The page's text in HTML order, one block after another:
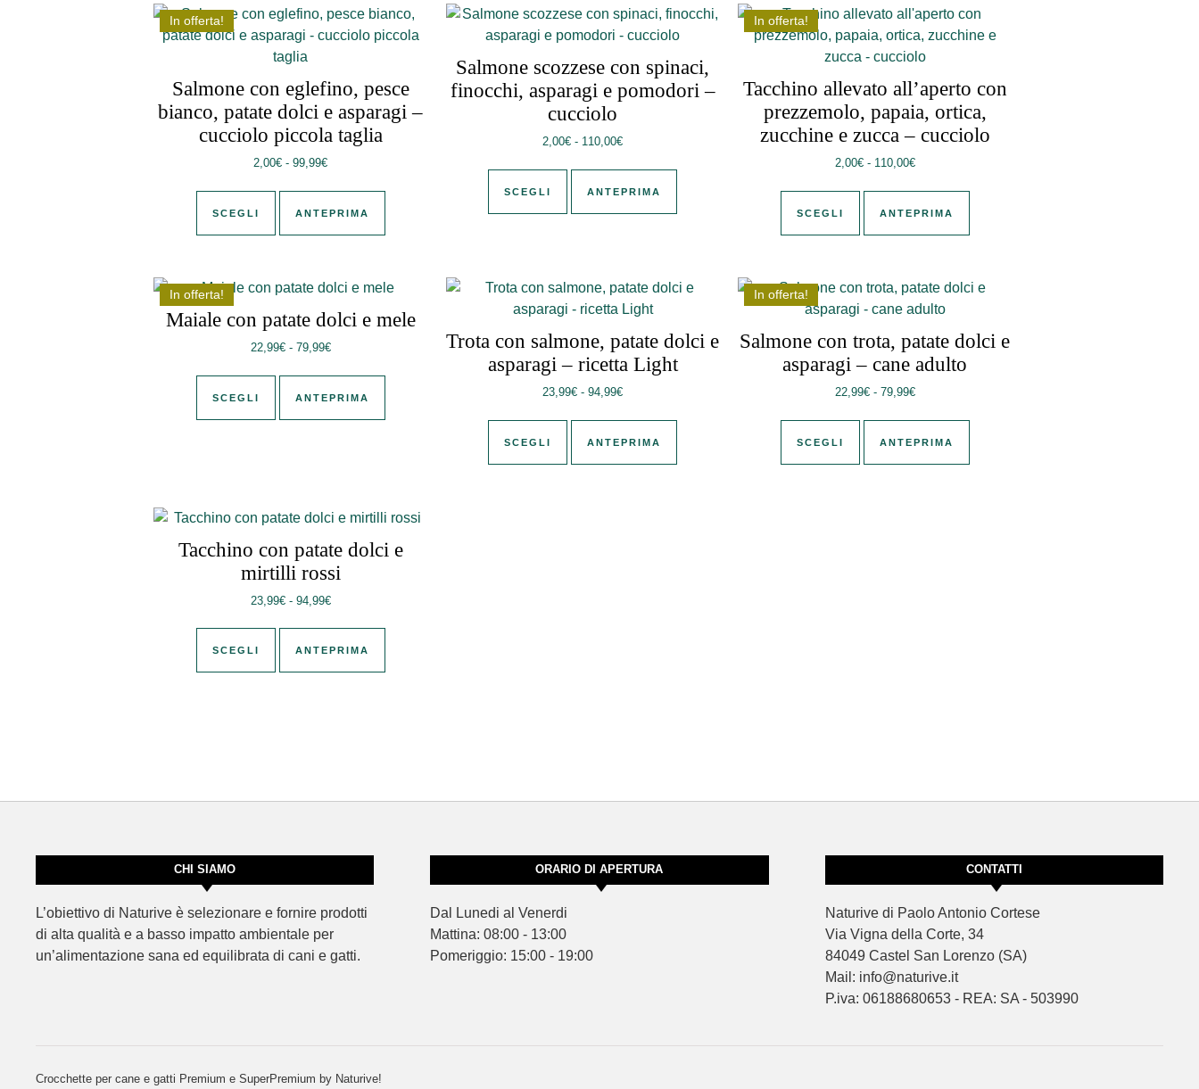
In offerta!
Salmone con eglefino, pesce
bianco, patate dolci e asparagi –
cucciolo piccola taglia
2,00€ - 99,99€Fascia di prezzo: da 2,00€ a 99,99€
SCEGLI
Questo prodotto ha più varianti. Le opzioni possono essere scelte nella pagina del prodotto
ANTEPRIMA
Salmone scozzese con spinaci,
finocchi, asparagi e pomodori –
cucciolo
2,00€ - 110,00€Fascia di prezzo: da 2,00€ a 110,00€
SCEGLI
Questo prodotto ha più varianti. Le opzioni possono essere scelte nella pagina del prodotto
ANTEPRIMA
In offerta!
Tacchino allevato all’aperto con
prezzemolo, papaia, ortica,
zucchine e zucca – cucciolo
2,00€ - 110,00€Fascia di prezzo: da 2,00€ a 110,00€
SCEGLI
Questo prodotto ha più varianti. Le opzioni possono
ANTEPRIMA
In offerta!
Maiale con patate dolci e mele
22,99€ - 79,99€Fascia di prezzo: da 22,99€ a 79,99€
SCEGLI
Questo prodotto ha più varianti. Le opzioni possono essere scelte nella pagina del prodotto
ANTEPRIMA
Trota con salmone, patate dolci e
asparagi – ricetta Light
23,99€ - 94,99€Fascia di prezzo: da 23,99€ a 94,99€
SCEGLI
Questo prodotto ha più varianti. Le opzioni possono essere scelte nella pagina del prodotto
ANTEPRIMA
In offerta!
Salmone con trota, patate dolci e
asparagi – cane adulto
22,99€ - 79,99€Fascia di prezzo: da 22,99€ a 79,99€
SCEGLI
Questo prodotto ha più varianti. Le opzioni possono
ANTEPRIMA
Tacchino con patate dolci e
mirtilli rossi
23,99€ - 94,99€Fascia di prezzo: da 23,99€ a 94,99€
SCEGLI
Questo prodotto ha più varianti. Le opzioni possono essere scelte nella pagina del prodotto
ANTEPRIMA
CHI SIAMO
L’obiettivo di Naturive è selezionare e fornire prodotti
di alta qualità e a basso impatto ambientale per
un’alimentazione sana ed equilibrata di cani e gatti.
ORARIO DI APERTURA
Dal Lunedi al Venerdi
Mattina: 08:00 - 13:00
Pomeriggio: 15:00 - 19:00
CONTATTI
Naturive di Paolo Antonio Cortese
Via Vigna della Corte, 34
84049 Castel San Lorenzo (SA)
Mail: info@naturive.it
P.iva: 06188680653 - REA: SA - 503990
Crocchette per cane e gatti Premium e SuperPremium by Naturive!